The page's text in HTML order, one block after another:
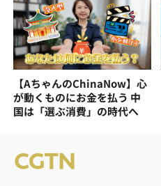
【AちゃんのChinaNow】心
が動くものにお金を払う 中
国は「選ぶ消費」の時代へ